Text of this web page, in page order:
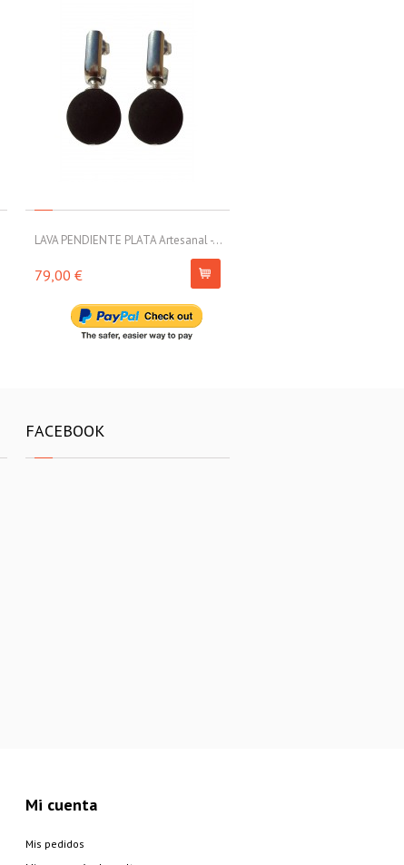
LAVA PENDIENTE PLATA Artesanal -...
79,00 €
FACEBOOK
Mi cuenta
Mis pedidos